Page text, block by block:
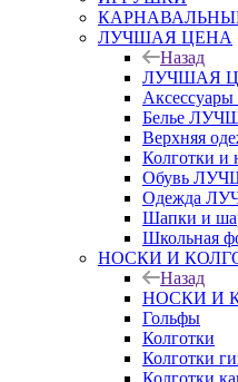
ЛУЧШАЯ ЦЕНА
Назад
ЛУЧШАЯ
Белье
Верхняя
Колготки
Обувь
Одежда
Шапки и
Школьная
НОСКИ И
Назад
НОСКИ И
Гольфы
Колготки
Колготки
Колготки